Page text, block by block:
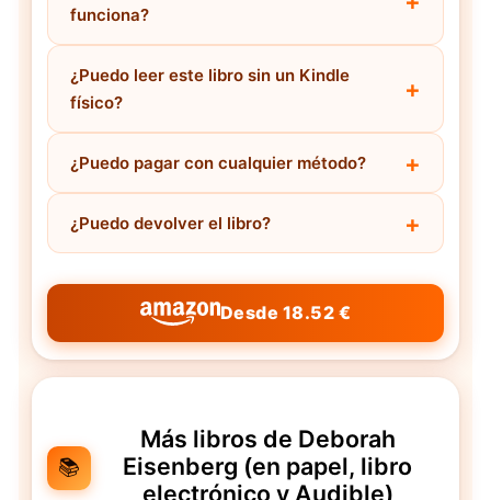
funciona?
¿Puedo leer este libro sin un Kindle
físico?
¿Puedo pagar con cualquier método?
¿Puedo devolver el libro?
Desde 18.52 €
📚
Más libros de Deborah
Eisenberg (en papel, libro
electrónico y Audible)